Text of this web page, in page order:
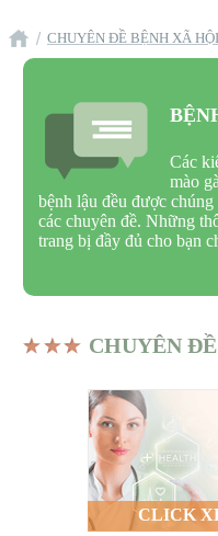
CHUYÊN ĐỀ BỆNH XÃ HỘI
Các
mào
bệnh lậu đều được
các chuyên đề. Những
trang bị đầy đủ cho bạn
CHUYÊN ĐỀ
CLICK